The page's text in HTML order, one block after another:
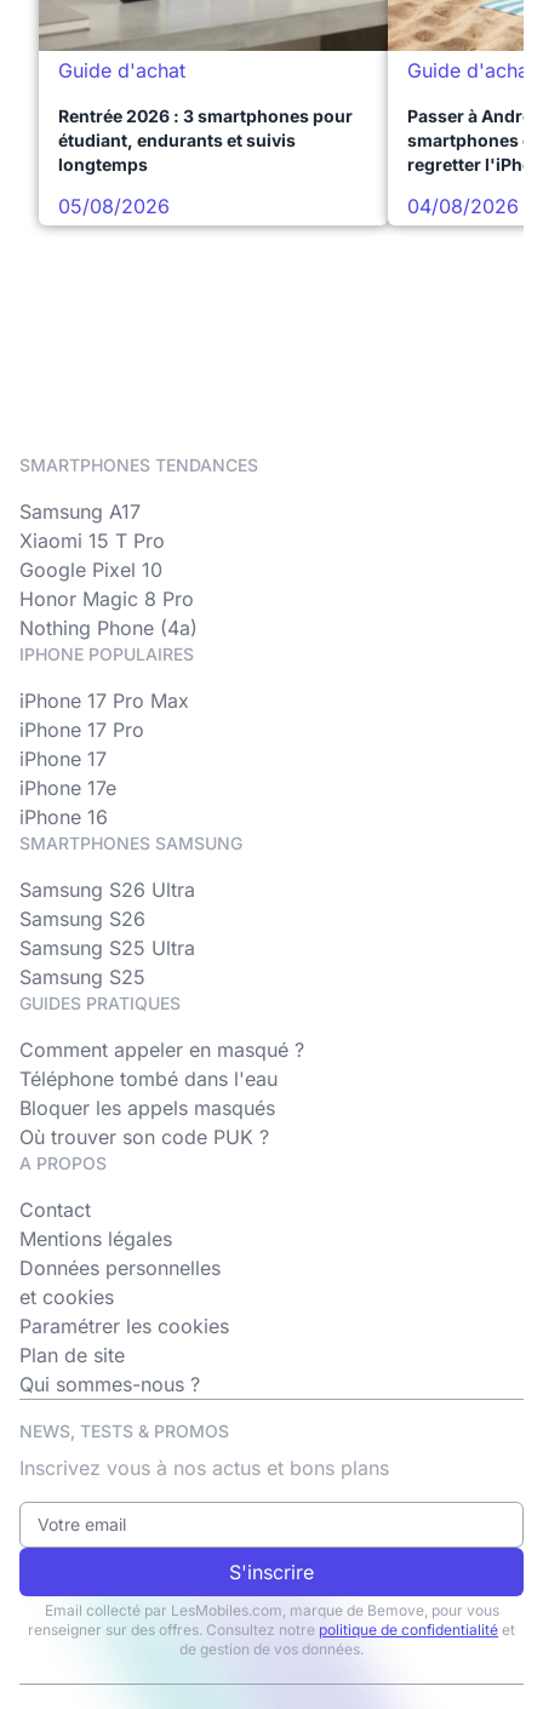
Guide d'achat
Rentrée 2026 : 3 smartphones pour
étudiant, endurants et suivis
longtemps
05/08/2026
Guide d'achat
Passer à
smartphones
regretter
04/08/2026
SMARTPHONES TENDANCES
Samsung A17
Xiaomi 15 T Pro
Google Pixel 10
Honor Magic 8 Pro
Nothing Phone (4a)
IPHONE POPULAIRES
iPhone 17 Pro Max
iPhone 17 Pro
iPhone 17
iPhone 17e
iPhone 16
SMARTPHONES SAMSUNG
Samsung S26 Ultra
Samsung S26
Samsung S25 Ultra
Samsung S25
GUIDES PRATIQUES
Comment appeler en masqué ?
Téléphone tombé dans l'eau
Bloquer les appels masqués
Où trouver son code PUK ?
A PROPOS
Contact
Mentions légales
Données personnelles
et cookies
Paramétrer les cookies
Plan de site
Qui sommes-nous ?
NEWS, TESTS & PROMOS
Inscrivez vous à nos actus et bons plans
S'inscrire
Email collecté par LesMobiles.com, marque de Bemove, pour vous
renseigner sur des offres. Consultez notre politique de confidentialité et
de gestion de vos données.